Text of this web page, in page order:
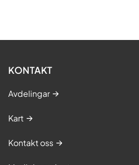
KONTAKT
Avdelingar
Kart
Kontakt oss